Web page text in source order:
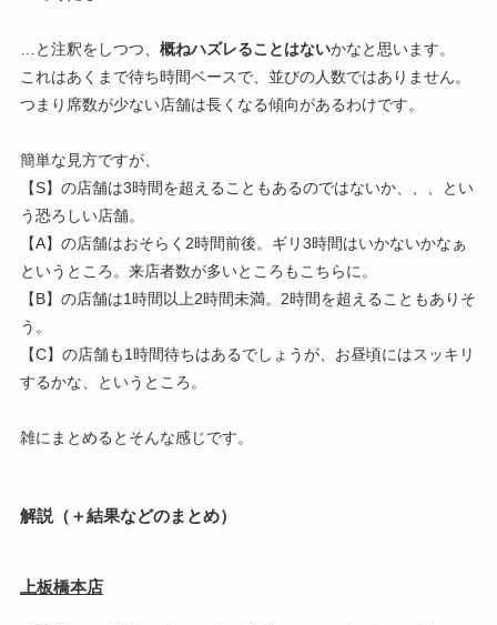
…と注釈をしつつ、 概ねハズレることはないかなと思います。
これはあくまで待ち時間ベースで、並びの人数ではありません。
つまり席数が少ない店舗は長くなる傾向があるわけです。
簡単な見方ですが、
【S】の店舗は3時間を超えることもあるのではないか、、、とい
う恐ろしい店舗。
【A】の店舗はおそらく2時間前後。ギリ3時間はいかないかなぁ
というところ。来店者数が多いところもこちらに。
【B】の店舗は1時間以上2時間未満。2時間を超えることもありそ
う。
【C】の店舗も1時間待ちはあるでしょうが、お昼頃にはスッキリ
するかな、というところ。
雑にまとめるとそんな感じです。
解説（＋結果などのまとめ）
上板橋本店